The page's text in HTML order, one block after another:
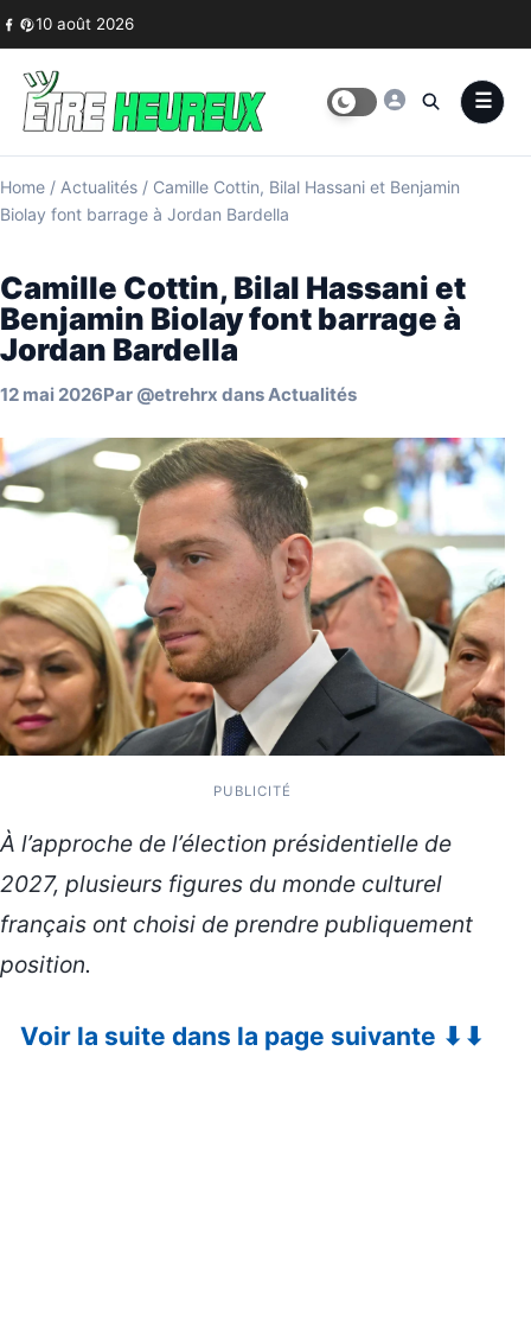
Skip to content
10 août 2026
Home / Actualités / Camille Cottin, Bilal Hassani et Benjamin
Biolay font barrage à Jordan Bardella
Camille Cottin, Bilal Hassani et
Benjamin Biolay font barrage à
Jordan Bardella
12 mai 2026Par @etrehrx dansActualités
PUBLICITÉ
À l’approche de l’élection présidentielle de
2027, plusieurs figures du monde culturel
français ont choisi de prendre publiquement
position.
Voir la suite dans la page suivante ⬇⬇